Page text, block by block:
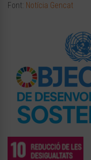
Font: Notícia Gencat